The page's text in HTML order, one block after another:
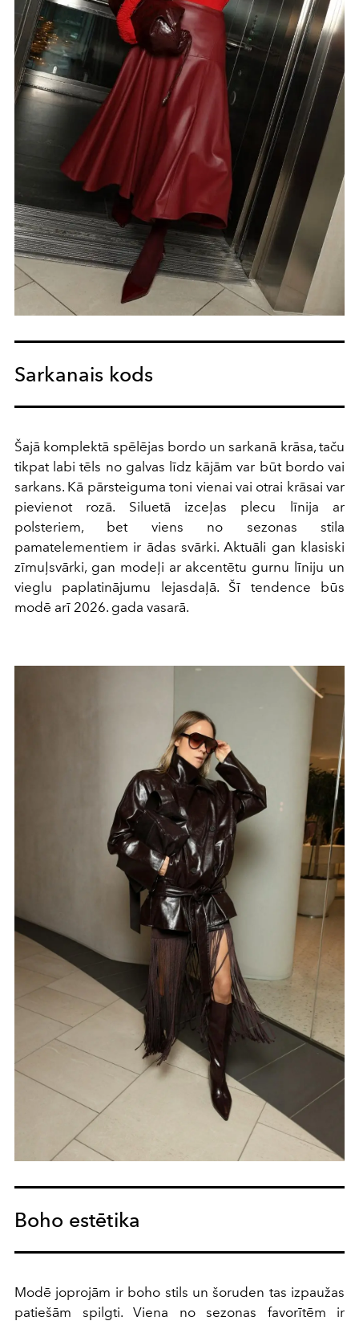
Sarkanais kods
Šajā komplektā spēlējas bordo un sarkanā krāsa, taču
tikpat labi tēls no galvas līdz kājām var būt bordo vai
sarkans. Kā pārsteiguma toni vienai vai otrai krāsai var
pievienot rozā. Siluetā izceļas plecu līnija ar
polsteriem, bet viens no sezonas stila
pamatelementiem ir ādas svārki. Aktuāli gan klasiski
zīmuļsvārki, gan modeļi ar akcentētu gurnu līniju un
vieglu paplatinājumu lejasdaļā. Šī tendence būs
modē arī 2026. gada vasarā.
Boho estētika
Modē joprojām ir boho stils un šoruden tas izpaužas
patiešām spilgti. Viena no sezonas favorītēm ir